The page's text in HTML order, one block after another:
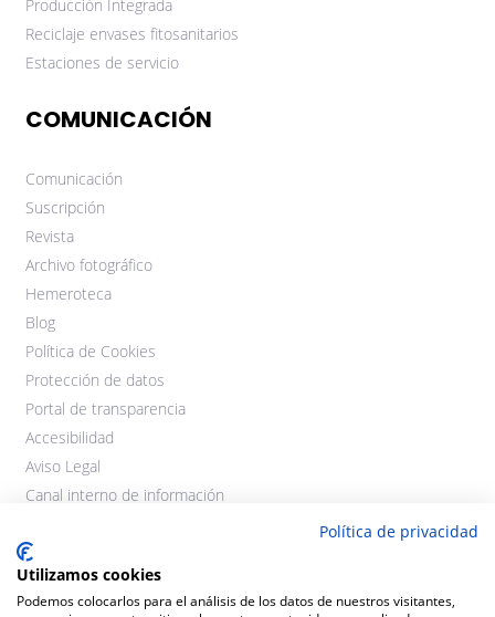
Producción Integrada
Reciclaje envases fitosanitarios
Estaciones de servicio
COMUNICACIÓN
Comunicación
Suscripción
Revista
Archivo fotográfico
Hemeroteca
Blog
Política de Cookies
Protección de datos
Portal de transparencia
Accesibilidad
Aviso Legal
Canal interno de información
Política de privacidad
Utilizamos cookies
Podemos colocarlos para el análisis de los datos de nuestros visitantes,